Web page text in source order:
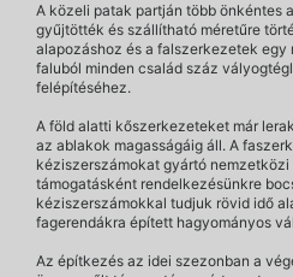
A közeli patak partján több önkéntes
gyűjtötték és szállítható méretűre
alapozáshoz és a falszerkezetek egy
faluból minden család száz
felépítéséhez.
A föld alatti kőszerkezeteket már
az ablakok magasságáig áll. A
kéziszerszámokat gyártó
támogatásként rendelkezésünkre
kéziszerszámokkal tudjuk rövid idő
fagerendákra épített hagyományos
Az építkezés az idei szezonban a